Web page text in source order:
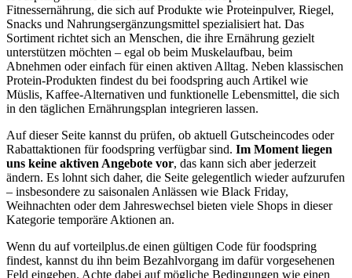
Fitnessernährung, die sich auf Produkte wie Proteinpulver, Riegel,
Snacks und Nahrungsergänzungsmittel spezialisiert hat. Das
Sortiment richtet sich an Menschen, die ihre Ernährung gezielt
unterstützen möchten – egal ob beim Muskelaufbau, beim
Abnehmen oder einfach für einen aktiven Alltag. Neben klassischen
Protein-Produkten findest du bei foodspring auch Artikel wie
Müslis, Kaffee-Alternativen und funktionelle Lebensmittel, die sich
in den täglichen Ernährungsplan integrieren lassen.
Auf dieser Seite kannst du prüfen, ob aktuell Gutscheincodes oder
Rabattaktionen für foodspring verfügbar sind. Im Moment liegen
uns keine aktiven Angebote vor, das kann sich aber jederzeit
ändern. Es lohnt sich daher, die Seite gelegentlich wieder aufzurufen
– insbesondere zu saisonalen Anlässen wie Black Friday,
Weihnachten oder dem Jahreswechsel bieten viele Shops in dieser
Kategorie temporäre Aktionen an.
Wenn du auf vorteilplus.de einen gültigen Code für foodspring
findest, kannst du ihn beim Bezahlvorgang im dafür vorgesehenen
Feld eingeben. Achte dabei auf mögliche Bedingungen wie einen